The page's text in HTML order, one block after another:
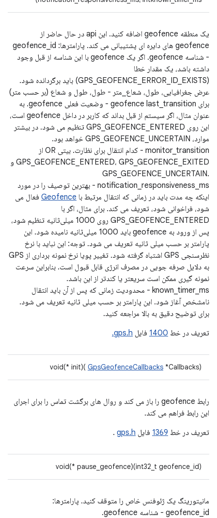
یک منطقه geofence اضافه کنید. این api در حال حاضر از
geofence های دایره ای پشتیبانی می کند. پارامترها: geofence_id
- شناسه geofence. اگر یک geofence با این شناسه از قبل وجود
داشته باشد، یک مقدار خطا
(GPS_GEOFENCE_ERROR_ID_EXISTS) باید برگردانده شود.
عرض جغرافیایی، طول، شعاع_متر - طول، طول و شعاع (بر حسب متر)
برای geofence last_transition - وضعیت فعلی geofence. به
عنوان مثال، اگر سیستم از قبل بداند که کاربر در داخل geofence است،
این روی GPS_GEOFENCE_ENTERED تنظیم می شود. در بیشتر
موارد، GPS_GEOFENCE_UNCERTAIN خواهد بود.
monitor_transition - کدام انتقال برای نظارت. بیتی OR از
GPS_GEOFENCE_ENTERED، GPS_GEOFENCE_EXITED و
GPS_GEOFENCE_UNCERTAIN.
notification_responsiveness_ms - بهترین توصیف را در مورد
اینکه چه مدت باید در زمانی که انتقال مرتبط با Geofence فعال می
شود، فراخوانی شود، تعریف می کند. برای مثال، اگر با
GPS_GEOFENCE_ENTERED روی 1000 میلی‌ثانیه تنظیم شود،
پس از ورود به geofence باید 1000 میلی‌ثانیه نامیده شود. این
پارامتر بر حسب میلی ثانیه تعریف می شود. توجه: این نباید با نرخ
نظرسنجی GPS اشتباه گرفته شود. تغییر پویا نرخ نمونه برداری از GPS
به دلایل صرفه جویی در مصرف انرژی قابل قبول است. بنابراین سرعت
نمونه گیری ممکن است سریعتر یا کندتر از این باشد.
known_timer_ms - محدودیت زمانی که پس از آن باید انتقال
نامشخص آغاز شود. این پارامتر بر حسب میلی ثانیه تعریف می شود.
برای توضیح دقیق به بالا مراجعه کنید.
تعریف در خط 1400 فایل gps.h.
void(* init)( GpsGeofenceCallbacks *Callbacks)
رابط geofence را باز می کند و روال های برگشت تماس را برای اجرای
این رابط فراهم می کند.
تعریف در خط 1369 فایل gps.h
.
void(* pause_geofence)(int32_t geofence_id)
مانیتورینگ یک ژئوفنس خاص را متوقف کنید. پارامترها:
geofence_id - شناسه geofence.